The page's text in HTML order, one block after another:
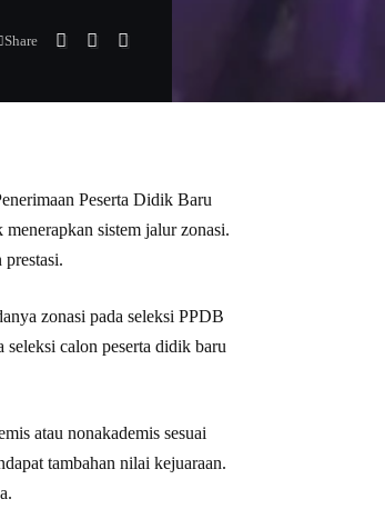
Share
Peserta Didik Baru
sistem jalur zonasi.
zonasi pada seleksi PPDB
calon peserta didik baru
atau nonakademis sesuai
tambahan nilai kejuaraan.